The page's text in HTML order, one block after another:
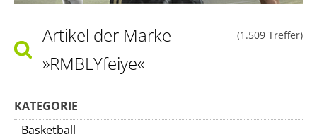
(1.509 Treffer)
Artikel der Marke
»RMBLYfeiye«
KATEGORIE
Basketball